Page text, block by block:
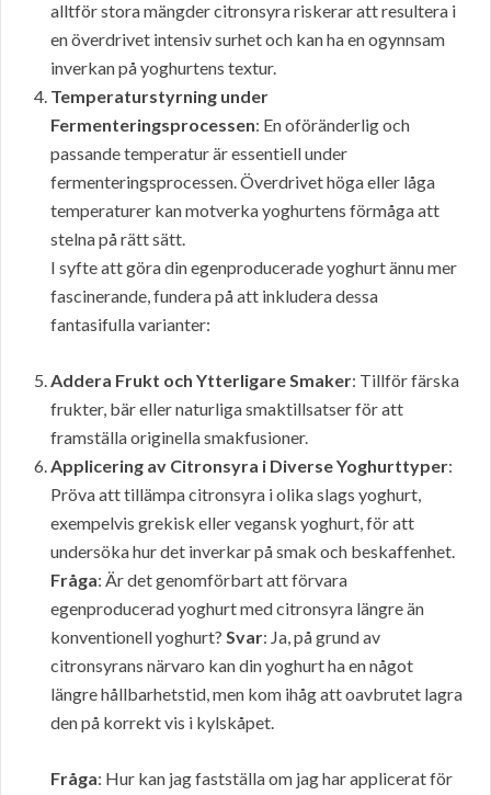
alltför stora mängder citronsyra riskerar att resultera i
en överdrivet intensiv surhet och kan ha en ogynnsam
inverkan på yoghurtens textur.
Temperaturstyrning under
Fermenteringsprocessen: En oföränderlig och
passande temperatur är essentiell under
fermenteringsprocessen. Överdrivet höga eller låga
temperaturer kan motverka yoghurtens förmåga att
stelna på rätt sätt.
I syfte att göra din egenproducerade yoghurt ännu mer
fascinerande, fundera på att inkludera dessa
fantasifulla varianter:
Addera Frukt och Ytterligare Smaker: Tillför färska
frukter, bär eller naturliga smaktillsatser för att
framställa originella smakfusioner.
Applicering av Citronsyra i Diverse Yoghurttyper:
Pröva att tillämpa citronsyra i olika slags yoghurt,
exempelvis grekisk eller vegansk yoghurt, för att
undersöka hur det inverkar på smak och beskaffenhet.
Fråga: Är det genomförbart att förvara
egenproducerad yoghurt med citronsyra längre än
konventionell yoghurt? Svar: Ja, på grund av
citronsyrans närvaro kan din yoghurt ha en något
längre hållbarhetstid, men kom ihåg att oavbrutet lagra
den på korrekt vis i kylskåpet.
Fråga: Hur kan jag fastställa om jag har applicerat för